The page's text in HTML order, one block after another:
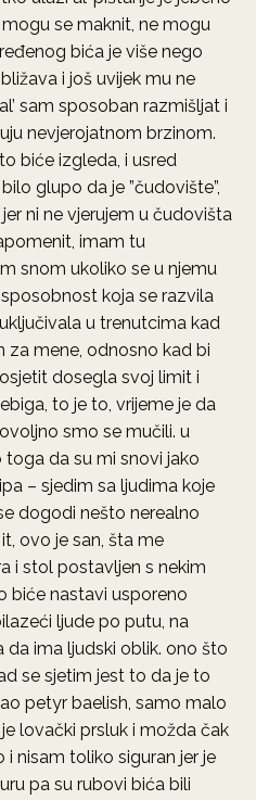
se maknit, ne mogu
bića je više nego
i još uvijek mu ne
sam sposoban razmišljat i
nevjerojatnom brzinom.
biće izgleda, i usred
glupo da je ”čudovište”,
ni ne vjerujem u čudovišta
imam tu
snom ukoliko se u njemu
koja se razvila
u trenutcima kad
za mene, odnosno kad bi
dosegla svoj limit i
to je to, vrijeme je da
smo se mučili. u
da su mi snovi jako
– sjedim sa ljudima koje
dogodi nešto nerealno
ovo je san, šta me
i stol postavljen s nekim
biće nastavi usporeno
ljude po putu, na
da ima ljudski oblik. ono što
se sjetim jest to da je to
petyr baelish, samo malo
lovački prsluk i možda čak
i nisam toliko siguran jer je
pa su rubovi bića bili